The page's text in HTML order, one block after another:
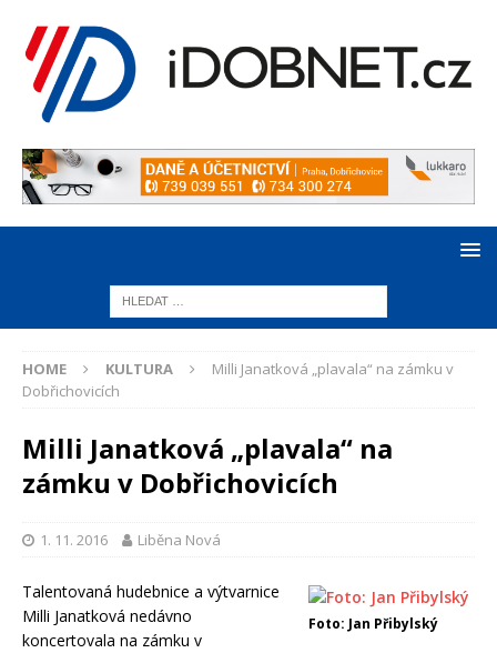
HOME KULTURA
Milli Janatková „plavala“ na zámku v
Dobřichovicích
Milli Janatková „plavala“ na
zámku v Dobřichovicích
1. 11. 2016 Liběna Nová
Foto: Jan Přibylský
Talentovaná hudebnice a výtvarnice
Milli Janatková nedávno
koncertovala na zámku v